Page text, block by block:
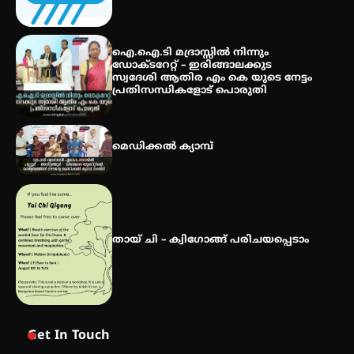
2026 കവിതാ ചർച്ച കാട്ടൂർ, ടി. കെ.
ബാലൻ ഹാളിൽ 16ന്
ഐ.ഐ.ടി മദ്രാസ്സിൽ നിന്നും
ഡോക്ടറേറ്റ് – ഇരിങ്ങാലക്കുട
സ്വദേശി ആതിര എം കെ യുടെ നേട്ടം
പ്രതിസന്ധികളോട് പൊരുതി
മെഡിക്കൽ ക്യാമ്പ്
തായ് ചി – ക്വിഗോങ്ങ് പരിചയപ്പെടാം
Get In Touch